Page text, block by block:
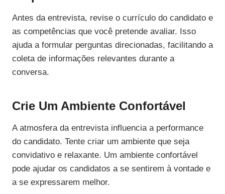
Antes da entrevista, revise o currículo do candidato e
as competências que você pretende avaliar. Isso
ajuda a formular perguntas direcionadas, facilitando a
coleta de informações relevantes durante a
conversa.
Crie Um Ambiente Confortável
A atmosfera da entrevista influencia a performance
do candidato. Tente criar um ambiente que seja
convidativo e relaxante. Um ambiente confortável
pode ajudar os candidatos a se sentirem à vontade e
a se expressarem melhor.